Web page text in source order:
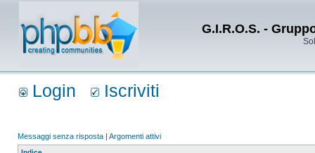
G.I.R.O.S. -
Login Iscriviti
Messaggi senza risposta | Argomenti attivi